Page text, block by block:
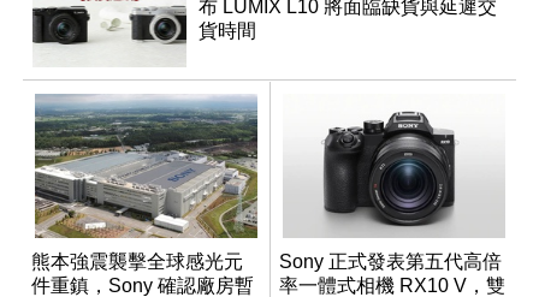
布 LUMIX L10 將面臨缺貨與延遲交
貨時間
熊本強震襲擊全球感光元
件重鎮，Sony 確認廠房暫
Sony 正式發表第五代高倍
率一體式相機 RX10 V，雙